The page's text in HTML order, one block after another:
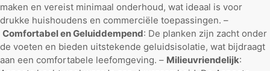
maken en vereist minimaal onderhoud, wat ideaal is voor
drukke huishoudens en commerciële toepassingen. –
Comfortabel en Geluiddempend: De planken zijn zacht onder
de voeten en bieden uitstekende geluidsisolatie, wat bijdraagt
aan een comfortabele leefomgeving. – Milieuvriendelijk: